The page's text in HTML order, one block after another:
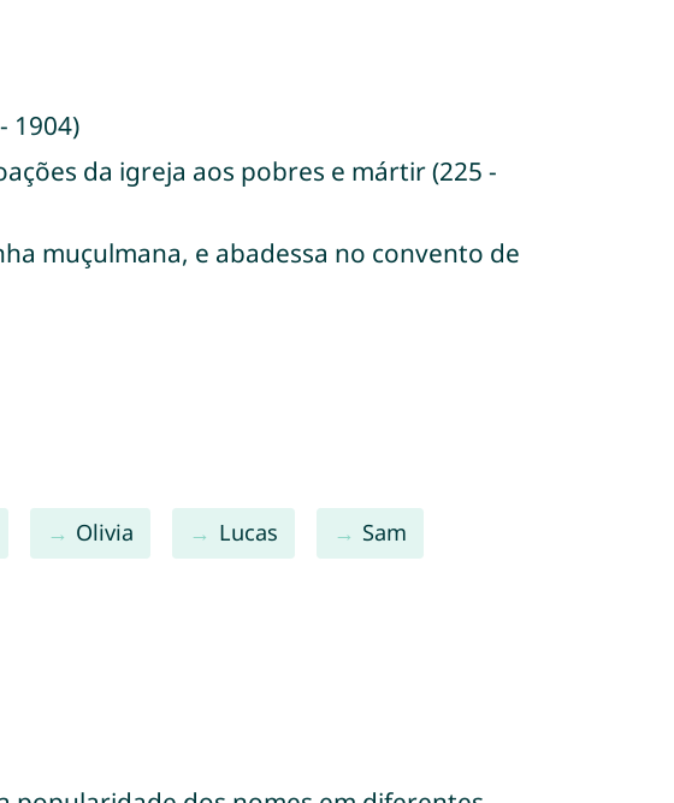
1904)
da igreja aos pobres e mártir (225 -
muçulmana, e abadessa no convento de
Olivia Lucas Sam